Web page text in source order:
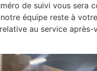
de suivi vous sera
équipe reste à
au service après-